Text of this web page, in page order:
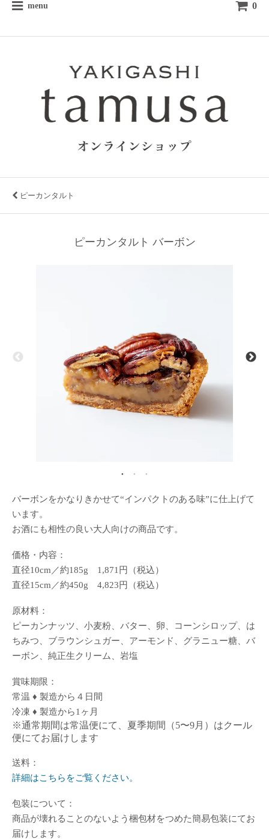
menu 0
ピーカンタルト
ピーカンタルト バーボン
バーボンをかなりきかせて“インパクトのある味”に仕上げて
います。
お酒にも相性の良い大人向けの商品です。
価格・内容：
直径10cm／約185g 1,871円（税込）
直径15cm／約450g 4,823円（税込）
原材料：
ピーカンナッツ、小麦粉、バター、卵、コーンシロップ、は
ちみつ、ブラウンシュガー、アーモンド、グラニュー糖、バ
ーボン、純正生クリーム、岩塩
賞味期限：
常温 ♦ 製造から４日間
冷凍 ♦ 製造から1ヶ月
※通常期間は常温便にて、夏季期間（5〜9月）はクール
便にてお届けします
送料：
詳細はこちらをご覧ください。
包装について：
商品が壊れることのないよう梱包材をつめた簡易包装にてお
届けします。